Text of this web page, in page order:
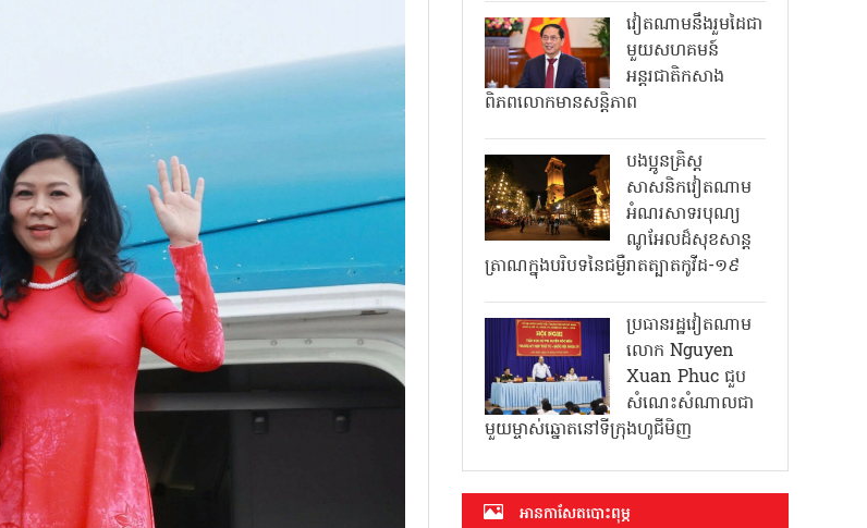
វៀតណាមនឹងរួមដៃជា
មួយសហគមន៍
អន្តរជាតិកសាង
ពិភពលោកមានសន្តិភាព
បងប្អូនគ្រិស្ត
សាសនិកវៀតណាម
អំណរសាទរបុណ្យ
ណូអែលដ៏សុខសាន្ត
ត្រាណក្នុងបរិបទនៃជម្ងឺរាតត្បាតកូវីដ-១៩
ប្រធានរដ្ឋវៀតណាម
លោក Nguyen
Xuan Phuc ជួប
សំណេះសំណាលជា
មួយម្ចាស់ឆ្នោតនៅទីក្រុងហូជីមិញ
អាន​កាសែត​បោះពុម្ភ